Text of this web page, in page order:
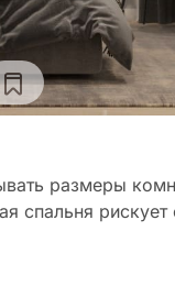
размеры
спальня рискует